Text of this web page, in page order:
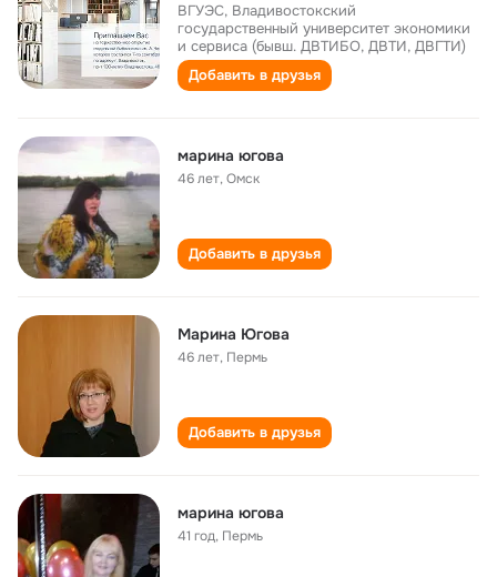
ВГУЭС, Владивостокский
государственный университет экономики
и сервиса (бывш. ДВТИБО, ДВТИ, ДВГТИ)
Добавить в друзья
марина югова
46 лет,Омск
Добавить в друзья
Марина Югова
46 лет, Пермь
Добавить в друзья
марина югова
41 год, Пермь